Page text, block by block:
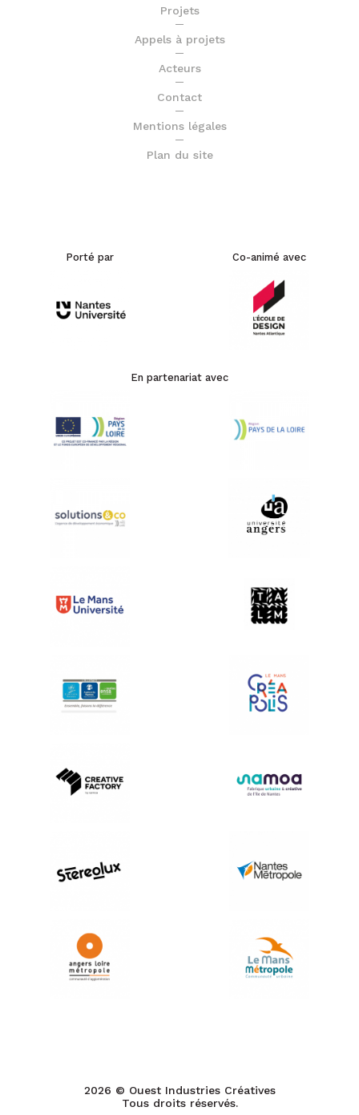
Projets
Appels à projets
Acteurs
Contact
Mentions légales
Plan du site
Porté par Co-animé avec
En partenariat avec
2026 © Ouest Industries Créatives
Tous droits réservés.